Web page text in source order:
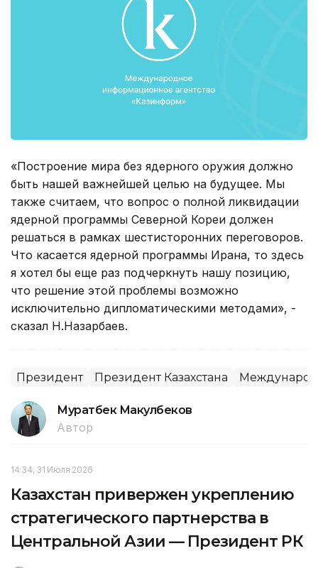
«Построение мира без ядерного оружия должно
быть нашей важнейшей целью на будущее. Мы
также считаем, что вопрос о полной ликвидации
ядерной программы Северной Кореи должен
решаться в рамках шестисторонних переговоров.
Что касается ядерной программы Ирана, то здесь
я хотел бы еще раз подчеркнуть нашу позицию,
что решение этой проблемы возможно
исключительно дипломатическими методами», -
сказал Н.Назарбаев.
Президент Президент Казахстана
Муратбек Макулбеков
Автор
14:34, 31 Июля 2026
Казахстан привержен укреплению
стратегического партнерства в
Центральной Азии — Президент РК